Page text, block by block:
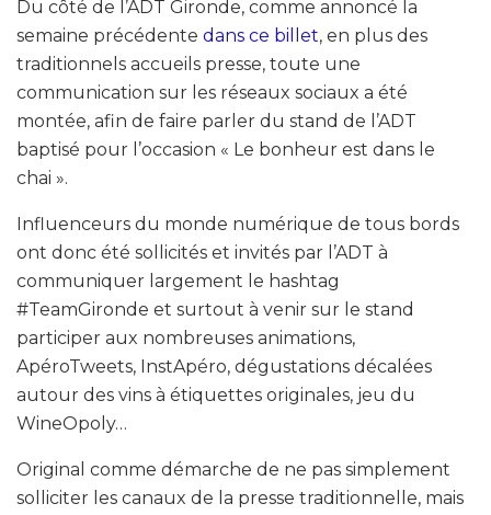
Du côté de l’ADT Gironde, comme annoncé la
semaine précédente dans ce billet, en plus des
traditionnels accueils presse, toute une
communication sur les réseaux sociaux a été
montée, afin de faire parler du stand de l’ADT
baptisé pour l’occasion « Le bonheur est dans le
chai ».
Influenceurs du monde numérique de tous bords
ont donc été sollicités et invités par l’ADT à
communiquer largement le hashtag
#TeamGironde et surtout à venir sur le stand
participer aux nombreuses animations,
ApéroTweets, InstApéro, dégustations décalées
autour des vins à étiquettes originales, jeu du
WineOpoly…
Original comme démarche de ne pas simplement
solliciter les canaux de la presse traditionnelle, mais